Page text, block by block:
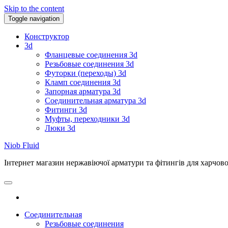
Skip to the content
Toggle navigation
Конструктор
3d
Фланцевые соединения 3d
Резьбовые соединения 3d
Футорки (переходы) 3d
Кламп соединения 3d
Запорная арматура 3d
Соединительная арматура 3d
Фитинги 3d
Муфты, переходники 3d
Люки 3d
Niob Fluid
Інтернет магазин нержавіючої арматури та фітингів для
Соединительная
Резьбовые соединения